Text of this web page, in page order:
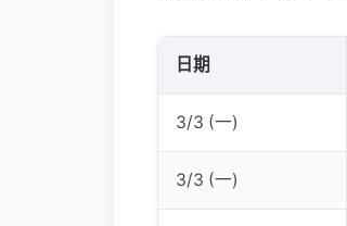
日期
3/3 (一)
3/3 (一)